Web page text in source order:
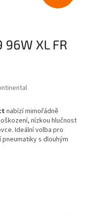
XL FR
nabízí mimořádně
nízkou hlučnost
Ideální volba pro
s dlouhým